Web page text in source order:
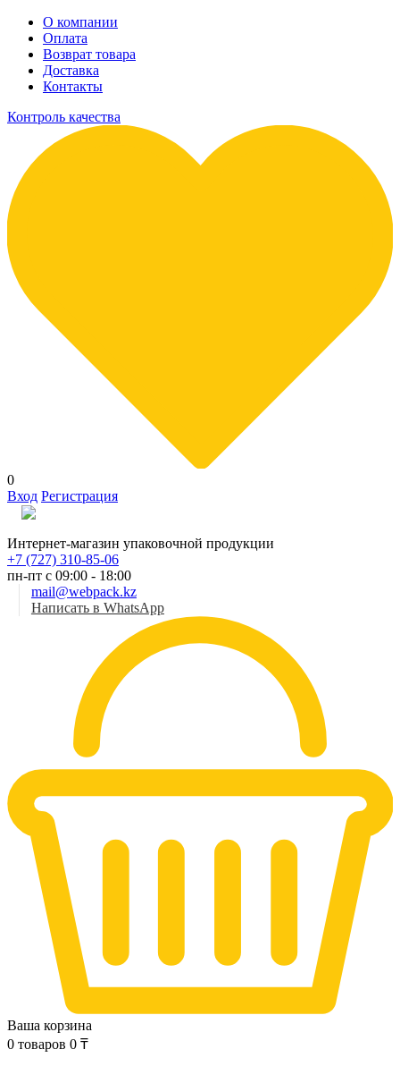
О компании
Оплата
Возврат товара
Доставка
Контакты
Контроль качества
0
Вход Регистрация
Интернет-магазин упаковочной продукции
+7 (727) 310-85-06
пн-пт с 09:00 - 18:00
mail@webpack.kz
Написать в WhatsApp
Ваша корзина
0 товаров 0 ₸